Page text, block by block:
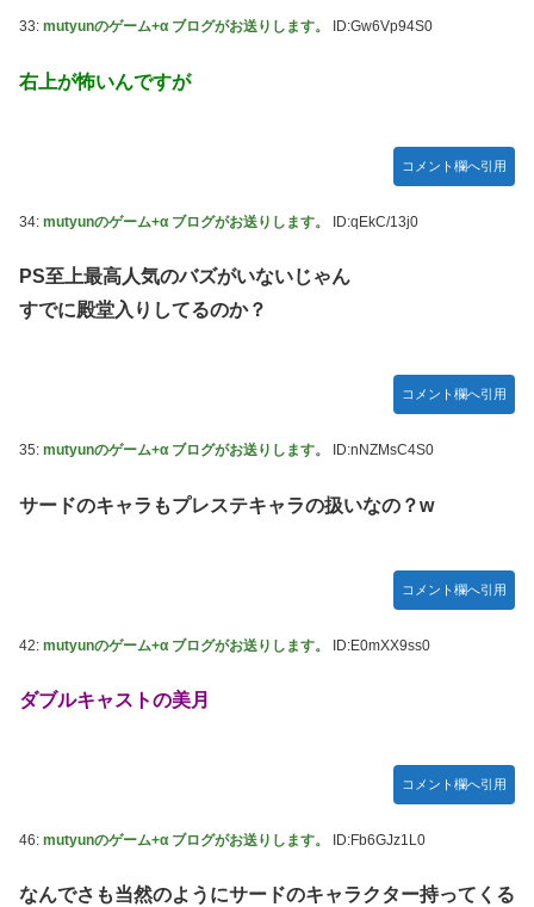
33: mutyunのゲーム+α ブログがお送りします。 ID:Gw6Vp94S0
右上が怖いんですが
コメント欄へ引用
34: mutyunのゲーム+α ブログがお送りします。 ID:qEkC/13j0
PS至上最高人気のバズがいないじゃん
すでに殿堂入りしてるのか？
コメント欄へ引用
35: mutyunのゲーム+α ブログがお送りします。 ID:nNZMsC4S0
サードのキャラもプレステキャラの扱いなの？w
コメント欄へ引用
42: mutyunのゲーム+α ブログがお送りします。 ID:E0mXX9ss0
ダブルキャストの美月
コメント欄へ引用
46: mutyunのゲーム+α ブログがお送りします。 ID:Fb6GJz1L0
なんでさも当然のようにサードのキャラクター持ってくる